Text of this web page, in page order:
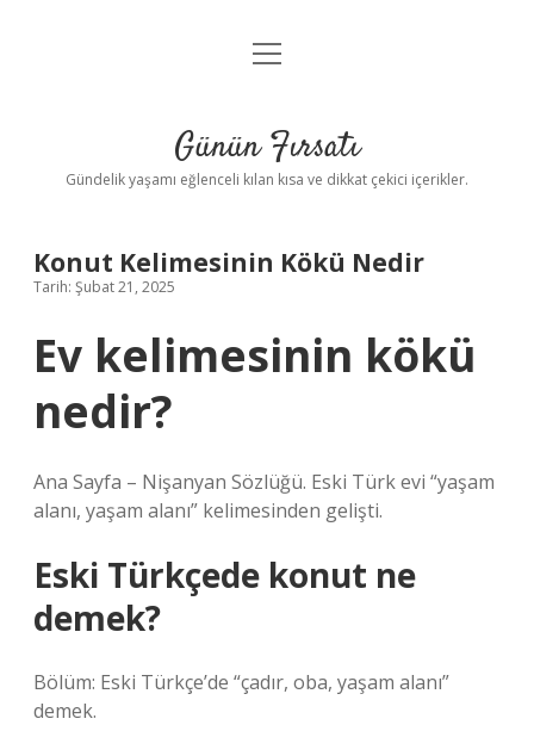
Anasayfa
Yasal Uyarı
menüyü
Günün Fırsatı
Gündelik yaşamı eğlenceli kılan kısa ve dikkat çekici içerikler.
Konut Kelimesinin Kökü Nedir
Tarih: Şubat 21, 2025
Ev kelimesinin kökü
nedir?
Ana Sayfa – Nişanyan Sözlüğü. Eski Türk evi “yaşam
alanı, yaşam alanı” kelimesinden gelişti.
Eski Türkçede konut ne
demek?
Bölüm: Eski Türkçe’de “çadır, oba, yaşam alanı”
demek.